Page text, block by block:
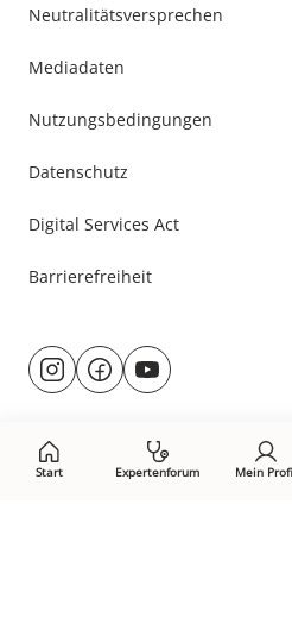
Start Expertenforum Mein
Neutralitätsversprechen
Mediadaten
Nutzungsbedingungen
Datenschutz
Digital Services Act
Barrierefreiheit
Besuche
uns@rund.ums.baby
facebook.com/
youtube.com/